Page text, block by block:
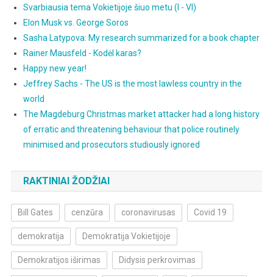
Svarbiausia tema Vokietijoje šiuo metu (I - VI)
Elon Musk vs. George Soros
Sasha Latypova: My research summarized for a book chapter
Rainer Mausfeld - Kodėl karas?
Happy new year!
Jeffrey Sachs - The US is the most lawless country in the
world
The Magdeburg Christmas market attacker had a long history
of erratic and threatening behaviour that police routinely
minimised and prosecutors studiously ignored
RAKTINIAI ŽODŽIAI
Bill Gates cenzūra coronavirusas Covid 19
demokratija Demokratija Vokietijoje
Demokratijos iširimas Didysis perkrovimas